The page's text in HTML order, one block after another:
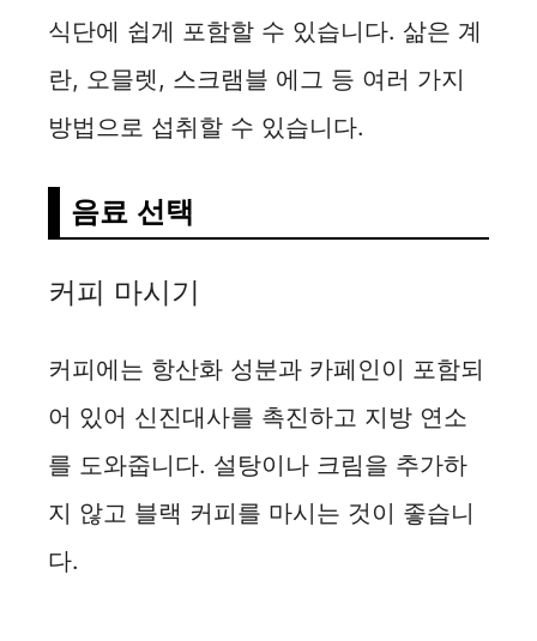
식단에 쉽게 포함할 수 있습니다. 삶은 계
란, 오믈렛, 스크램블 에그 등 여러 가지
방법으로 섭취할 수 있습니다.
음료 선택
커피 마시기
커피에는 항산화 성분과 카페인이 포함되
어 있어 신진대사를 촉진하고 지방 연소
를 도와줍니다. 설탕이나 크림을 추가하
지 않고 블랙 커피를 마시는 것이 좋습니
다.